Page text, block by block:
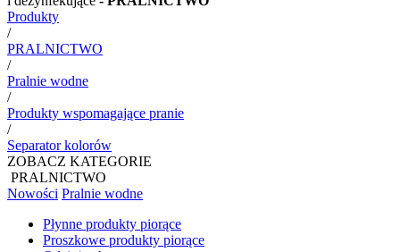
Produkty
/
PRALNICTWO
/
Pralnie wodne
/
Produkty wspomagające pranie
/
Separator kolorów
ZOBACZ KATEGORIE
PRALNICTWO
Nowości Pralnie wodne
Płynne produkty piorące
Proszkowe produkty piorące